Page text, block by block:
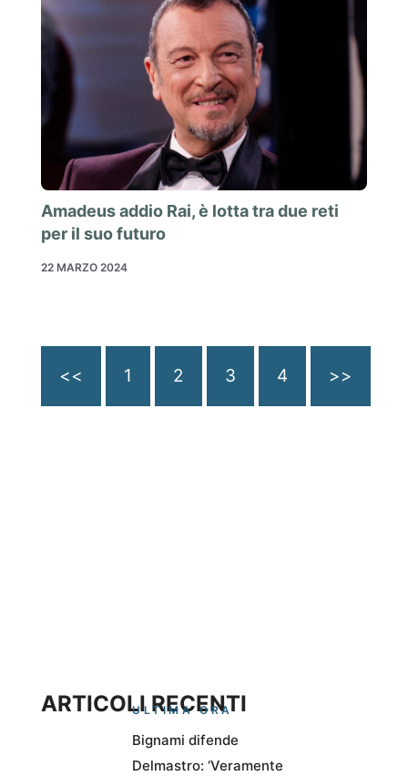
Amadeus addio Rai, è lotta tra due reti
per il suo futuro
22 MARZO 2024
<< 1 2 3 4 >>
ARTICOLI RECENTI
ULTIMA ORA
Bignami difende
Delmastro: ‘Veramente